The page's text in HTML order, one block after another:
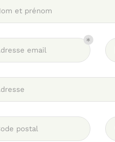
et prénom
email
postal